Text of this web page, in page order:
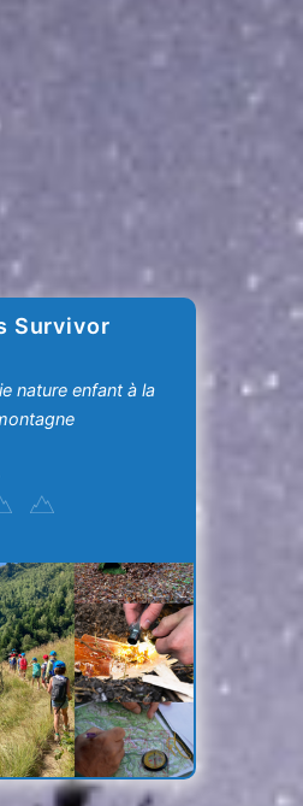
Survivor
nature enfant à la